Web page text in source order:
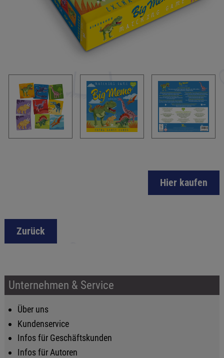
Hier kaufen
Zurück
Unternehmen & Service
Über uns
Kundenservice
Infos für Geschäftskunden
Infos für Autoren